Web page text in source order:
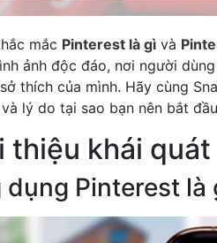
mắc Pinterest là gì và
ảnh độc đáo, nơi người
thích của mình. Hãy cùng
lý do tại sao bạn nên bắt
thiệu khái
dụng Pinterest là